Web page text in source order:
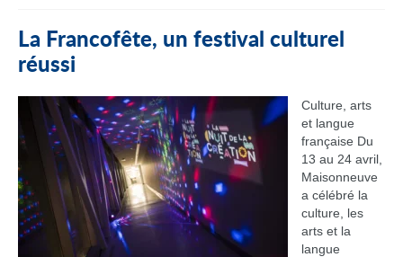
La Francofête, un festival culturel
réussi
Culture, arts
et langue
française Du
13 au 24 avril,
Maisonneuve
a célébré la
culture, les
arts et la
langue